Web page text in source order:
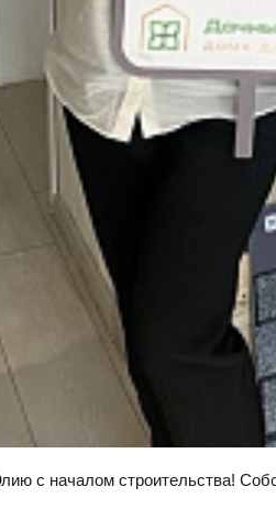
с началом строительства!